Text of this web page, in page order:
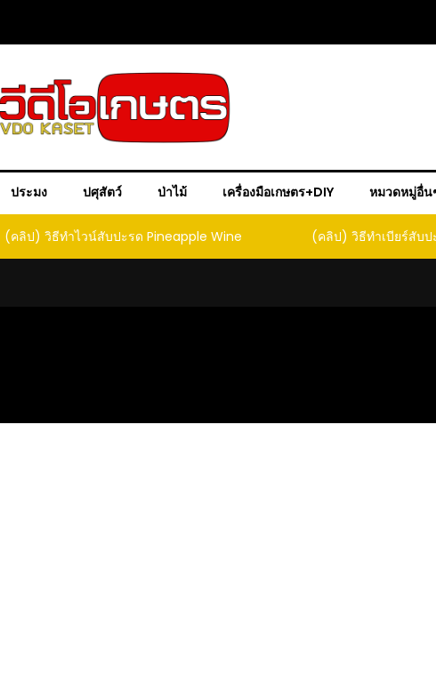
ประมง ปศุสัตว์ ป่าไม้ เครื่องมือเกษตร+DIY หมวดหมู่อื่น
(คลิป) วิธีทำไวน์สับปะรด Pineapple Wine (คลิป) วิธีทำเบียร์สับป